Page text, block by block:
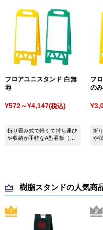
フロアユニスタンド 白無
地
¥572～¥4,147(税込)
折り畳み式で軽くて持ち運び
や収納が手軽なA型看板（両
フ
のみ
折
や
樹脂スタンドの人気商